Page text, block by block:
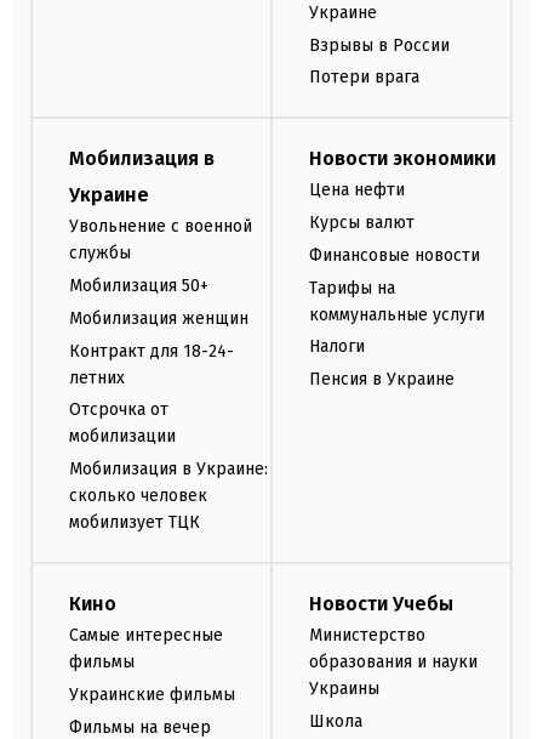
Украине
Взрывы в России
Потери врага
Мобилизация в
Украине
Увольнение с военной
службы
Мобилизация 50+
Мобилизация женщин
Контракт для 18-24-
летних
Отсрочка от
мобилизации
Мобилизация в Украине:
сколько человек
мобилизует ТЦК
Новости экономики
Цена нефти
Курсы валют
Финансовые новости
Тарифы на
коммунальные услуги
Налоги
Пенсия в Украине
Кино
Самые интересные
фильмы
Украинские фильмы
Фильмы на вечер
Новости Учебы
Министерство
образования и науки
Украины
Школа